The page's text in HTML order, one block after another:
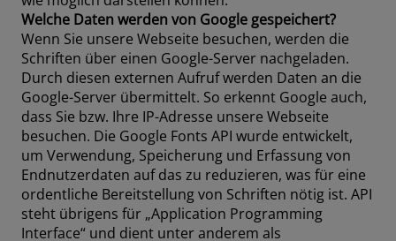
Welche Daten werden von Google gespeichert?
Wenn Sie unsere Webseite besuchen, werden die
Schriften über einen Google-Server nachgeladen.
Durch diesen externen Aufruf werden Daten an die
Google-Server übermittelt. So erkennt Google auch,
dass Sie bzw. Ihre IP-Adresse unsere Webseite
besuchen. Die Google Fonts API wurde entwickelt,
um Verwendung, Speicherung und Erfassung von
Endnutzerdaten auf das zu reduzieren, was für eine
ordentliche Bereitstellung von Schriften nötig ist. API
steht übrigens für „Application Programming
Interface“ und dient unter anderem als